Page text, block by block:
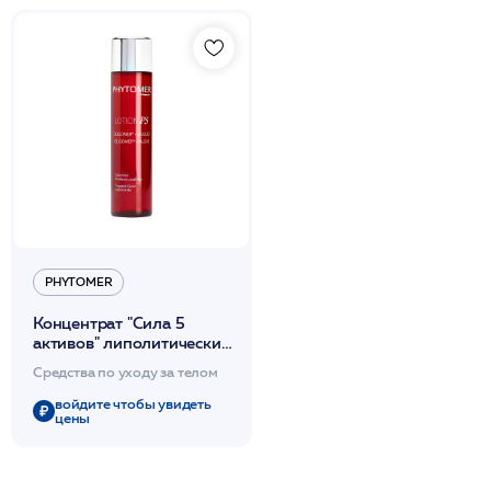
PHYTOMER
Концентрат "Сила 5
активов" липолитический
150мл / PHYTOMER*
Средства по уходу за телом
войдите чтобы увидеть
цены